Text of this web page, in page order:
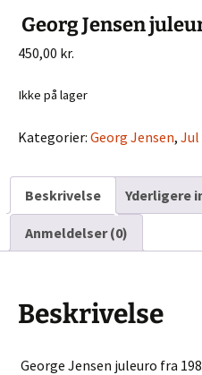
Georg Jensen
450,00 kr.
Ikke på lager
Kategorier: Georg Jensen, Jul
Beskrivelse Yderligere
Anmeldelser (0)
Beskrivelse
George Jensen juleuro fra